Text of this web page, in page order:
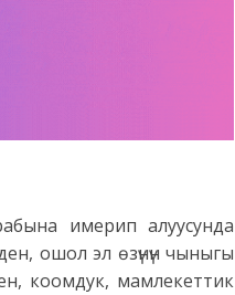
имерип алуусунда
ошол эл өзүнүн чыныгы
коомдук, мамлекеттик